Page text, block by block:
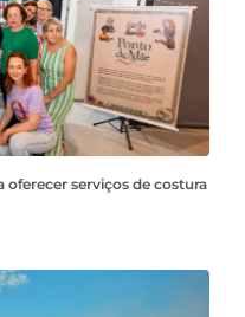
oferecer serviços de costura